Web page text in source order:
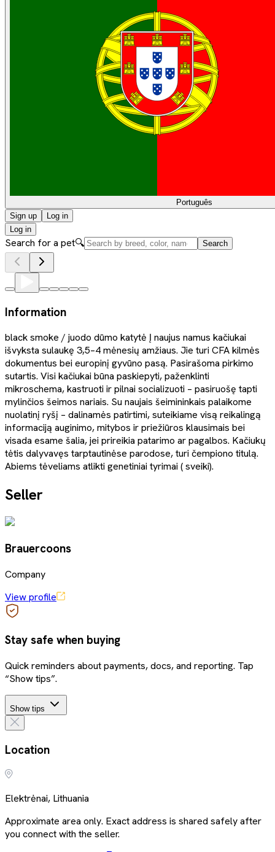
Português
Sign up
Log in
Log in
Search for a pet🔍 Search
Information
black smoke / juodo dūmo katytė Į naujus namus kačiukai
išvyksta sulaukę 3,5–4 mėnesių amžiaus. Jie turi CFA kilmės
dokumentus bei europinį gyvūno pasą. Pasirašoma pirkimo
sutartis. Visi kačiukai būna paskiepyti, paženklinti
mikroschema, kastruoti ir pilnai socializuoti – pasiruošę tapti
mylinčios šeimos nariais. Su naujais šeimininkais palaikome
nuolatinį ryšį – dalinamės patirtimi, suteikiame visą reikalingą
informaciją auginimo, mitybos ir priežiūros klausimais bei
visada esame šalia, jei prireikia patarimo ar pagalbos. Kačiukų
tėtis dalyvavęs tarptautinėse parodose, turi čempiono titulą.
Abiems tėveliams atlikti genetiniai tyrimai ( sveiki).
Seller
Brauercoons
Company
View profile
Stay safe when buying
Quick reminders about payments, docs, and reporting. Tap
“Show tips”.
Show tips
Location
Elektrėnai, Lithuania
Approximate area only. Exact address is shared safely after
you connect with the seller.